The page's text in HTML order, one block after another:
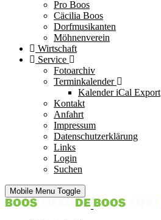
Pro Boos
Cäcilia Boos
Dorfmusikanten
Möhnenverein
Wirtschaft
Service
Fotoarchiv
Terminkalender
Kalender iCal Export
Kontakt
Anfahrt
Impressum
Datenschutzerklärung
Links
Login
Suchen
Mobile Menu Toggle